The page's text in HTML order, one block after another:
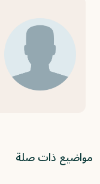
مواضيع ذات صلة